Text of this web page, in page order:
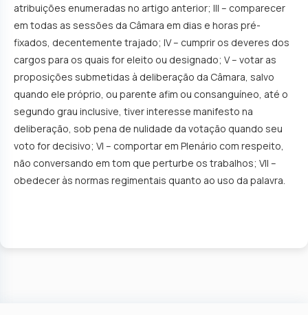
atribuições enumeradas no artigo anterior; III – comparecer
em todas as sessões da Câmara em dias e horas pré-
fixados, decentemente trajado; IV – cumprir os deveres dos
cargos para os quais for eleito ou designado; V – votar as
proposições submetidas à deliberação da Câmara, salvo
quando ele próprio, ou parente afim ou consanguíneo, até o
segundo grau inclusive, tiver interesse manifesto na
deliberação, sob pena de nulidade da votação quando seu
voto for decisivo; VI – comportar em Plenário com respeito,
não conversando em tom que perturbe os trabalhos; VII –
obedecer às normas regimentais quanto ao uso da palavra.